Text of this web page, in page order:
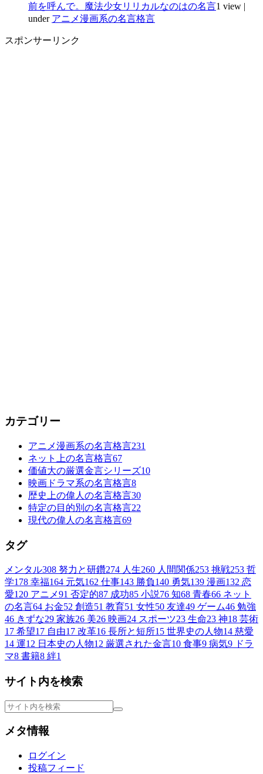
前を呼んで。魔法少女リリカルなのはの名言1 view |
under アニメ漫画系の名言格言
スポンサーリンク
カテゴリー
アニメ漫画系の名言格言231
ネット上の名言格言67
価値大の厳選金言シリーズ10
映画ドラマ系の名言格言8
歴史上の偉人の名言格言30
特定の目的別の名言格言22
現代の偉人の名言格言69
タグ
メンタル308 努力と研鑽274 人生260 人間関係253 挑戦253 哲
学178 幸福164 元気162 仕事143 勝負140 勇気139 漫画132 恋
愛120 アニメ91 否定的87 成功85 小説76 知68 青春66 ネット
の名言64 お金52 創造51 教育51 女性50 友達49 ゲーム46 勉強
46 きずな29 家族26 美26 映画24 スポーツ23 生命23 神18 芸術
17 希望17 自由17 改革16 長所と短所15 世界史の人物14 慈愛
14 運12 日本史の人物12 厳選された金言10 食事9 病気9 ドラ
マ8 書籍8 絆1
サイト内を検索
メタ情報
ログイン
投稿フィード